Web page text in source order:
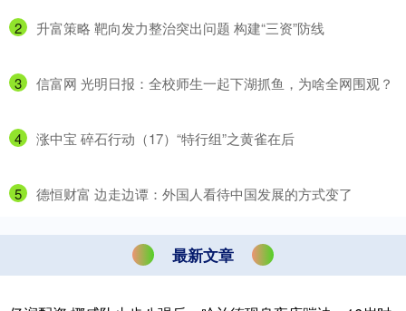
2 ​升富策略 靶向发力整治突出问题 构建“三资”防线
3 ​信富网 光明日报：全校师生一起下湖抓鱼，为啥全网围观？
4 ​涨中宝 碎石行动（17）“特行组”之黄雀在后
5 ​德恒财富 边走边谭：外国人看待中国发展的方式变了
最新文章